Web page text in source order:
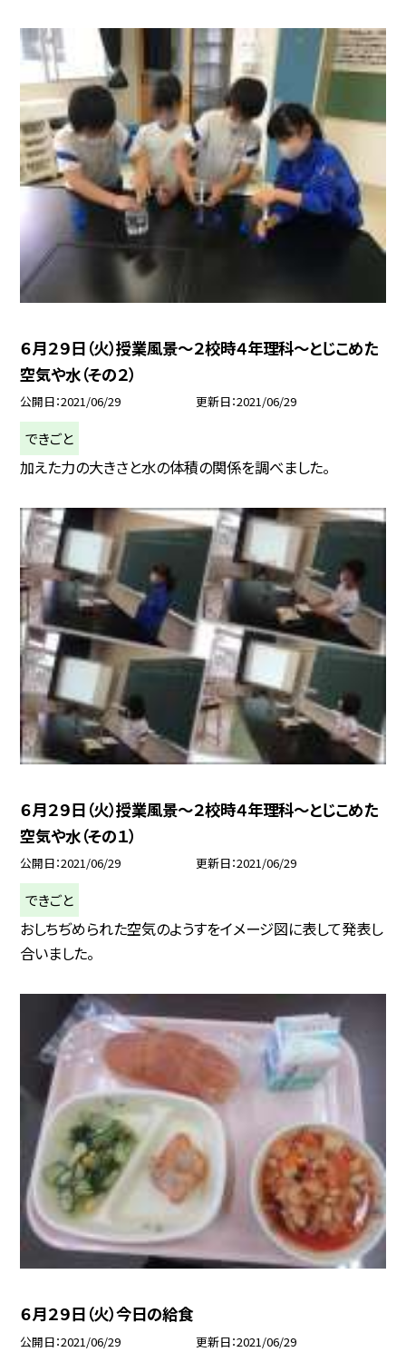
６月２９日（火）授業風景〜２校時４年理科〜とじこめた
空気や水（その２）
公開日 2021/06/29 更新日 2021/06/29
できごと
加えた力の大きさと水の体積の関係を調べました。
６月２９日（火）授業風景〜２校時４年理科〜とじこめた
空気や水（その１）
公開日 2021/06/29 更新日 2021/06/29
できごと
おしちぢめられた空気のようすをイメージ図に表して発表し
合いました。
６月２９日（火）今日の給食
公開日 2021/06/29 更新日 2021/06/29